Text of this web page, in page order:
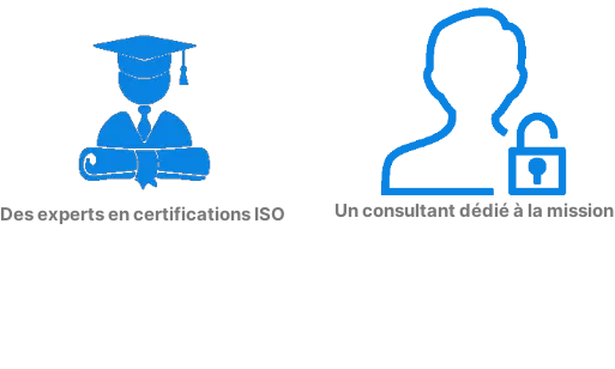
Des experts en certifications ISO Un consultant dédié à la mission